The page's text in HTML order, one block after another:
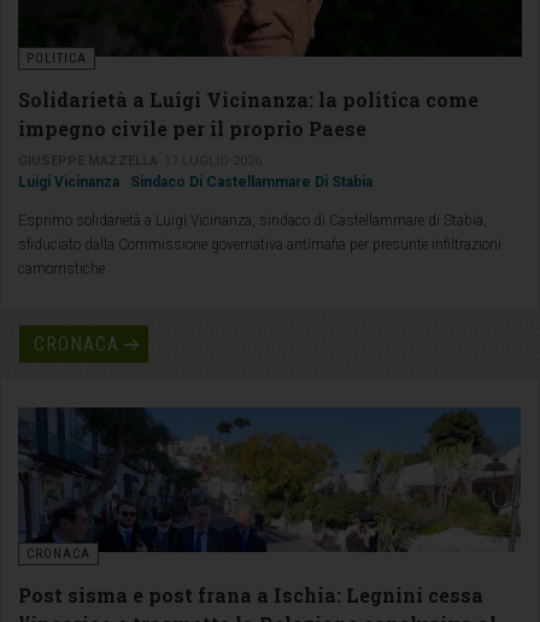
POLITICA
Solidarietà a Luigi Vicinanza: la politica come
impegno civile per il proprio Paese
Luigi Vicinanza Sindaco Di Castellammare Di Stabia
Esprimo solidarietà a Luigi Vicinanza, sindaco di Castellammare di Stabia,
sfiduciato dalla Commissione governativa antimafia per presunte infiltrazioni
camorristiche
CRONACA
CRONACA
Post sisma e post frana a Ischia: Legnini cessa